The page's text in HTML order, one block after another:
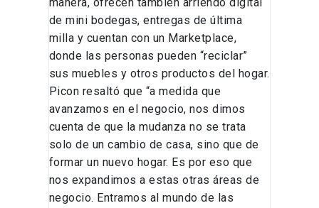
de mini bodegas, entregas de última
milla y cuentan con un Marketplace,
donde las personas pueden “reciclar”
sus muebles y otros productos del hogar.
Picon resaltó que “a medida que
avanzamos en el negocio, nos dimos
cuenta de que la mudanza no se trata
solo de un cambio de casa, sino que de
formar un nuevo hogar. Es por eso que
nos expandimos a estas otras áreas de
negocio. Entramos al mundo de las